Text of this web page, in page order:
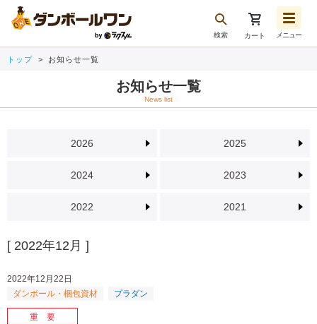
検索 カート メニュー
再注文
トップ お知らせ一覧
お知らせ一覧
News list
2026 2025
2024 2023
2022 2021
[ 2022年12月 ]
2022年12月22日